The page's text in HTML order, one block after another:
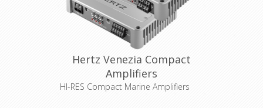
Hertz Venezia Compact
Amplifiers
HI-RES Compact Marine Amplifiers